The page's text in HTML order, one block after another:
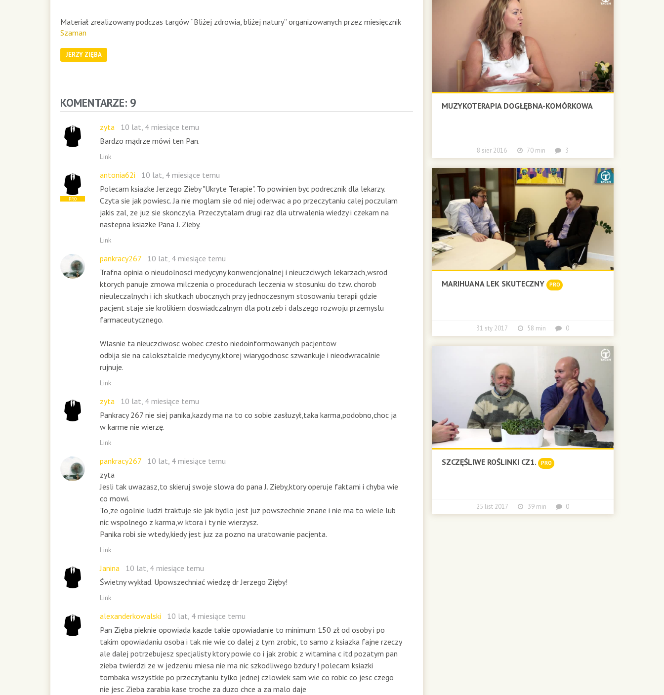
Materiał zrealizowany podczas targów “Bliżej zdrowia, bliżej natury” organizowanych przez miesięcznik
Szaman
JERZY ZIĘBA
KOMENTARZE: 9
zyta
10 lat, 4 miesiące temu
Bardzo mądrze mówi ten Pan.
Link
PRO
antonia62i
10 lat, 4 miesiące temu
Polecam ksiazke Jerzego Zieby "Ukryte Terapie". To powinien byc podrecznik dla lekarzy.
Czyta sie jak powiesc. Ja nie moglam sie od niej oderwac a po przeczytaniu calej poczulam
jakis zal, ze juz sie skonczyla. Przeczytalam drugi raz dla utrwalenia wiedzy i czekam na
nastepna ksiazke Pana J. Zieby.
Link
pankracy267
10 lat, 4 miesiące temu
Trafna opinia o nieudolnosci medycyny konwencjonalnej i nieuczciwych lekarzach,wsrod
ktorych panuje zmowa milczenia o procedurach leczenia w stosunku do tzw. chorob
nieuleczalnych i ich skutkach ubocznych przy jednoczesnym stosowaniu terapii gdzie
pacjent staje sie krolikiem doswiadczalnym dla potrzeb i dalszego rozwoju przemyslu
farmaceutycznego.
Wlasnie ta nieuczciwosc wobec czesto niedoinformowanych pacjentow
odbija sie na caloksztalcie medycyny,ktorej wiarygodnosc szwankuje i nieodwracalnie
rujnuje.
Link
zyta
10 lat, 4 miesiące temu
Pankracy 267 nie siej panika,kazdy ma na to co sobie zasłuzył,taka karma,podobno,choc ja
w karme nie wierzę.
Link
pankracy267
10 lat, 4 miesiące temu
zyta
Jesli tak uwazasz,to skieruj swoje slowa do pana J. Zieby,ktory operuje faktami i chyba wie
co mowi.
To,ze ogolnie ludzi traktuje sie jak bydlo jest juz powszechnie znane i nie ma to wiele lub
nic wspolnego z karma,w ktora i ty nie wierzysz.
Panika robi sie wtedy,kiedy jest juz za pozno na uratowanie pacjenta.
Link
Janina
10 lat, 4 miesiące temu
Świetny wykład. Upowszechniać wiedzę dr Jerzego Zięby!
Link
alexanderkowalski
10 lat, 4 miesiące temu
Pan Zięba pieknie opowiada kazde takie opowiadanie to minimum 150 zł od osoby i po
takim opowiadaniu osoba i tak nie wie co dalej z tym zrobic, to samo z ksiazka fajne rzeczy
ale dalej potrzebujesz specjalisty ktory powie co i jak zrobic z witamina c itd pozatym pan
zieba twierdzi ze w jedzeniu miesa nie ma nic szkodliwego bzdury ! polecam ksiazki
tombaka wszystkie po przeczytaniu tylko jednej czlowiek sam wie co robic co jesc czego
nie jesc Zieba zarabia kase troche za duzo chce a za malo daje
MUZYKOTERAPIA DOGŁĘBNA-KOMÓRKOWA
8 sier 2016 70 min 3
MARIHUANA LEK SKUTECZNY PRO
31 sty 2017 58 min 0
SZCZĘŚLIWE ROŚLINKI CZ1. PRO
25 list 2017 39 min 0